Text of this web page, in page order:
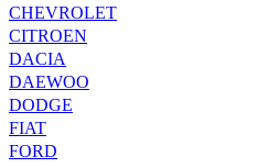
CHEVROLET
CITROEN
DACIA
DAEWOO
DODGE
FIAT
FORD